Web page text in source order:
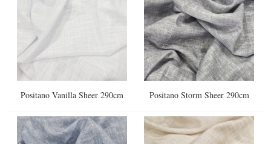
Positano Vanilla Sheer 290cm Positano Storm Sheer 290cm